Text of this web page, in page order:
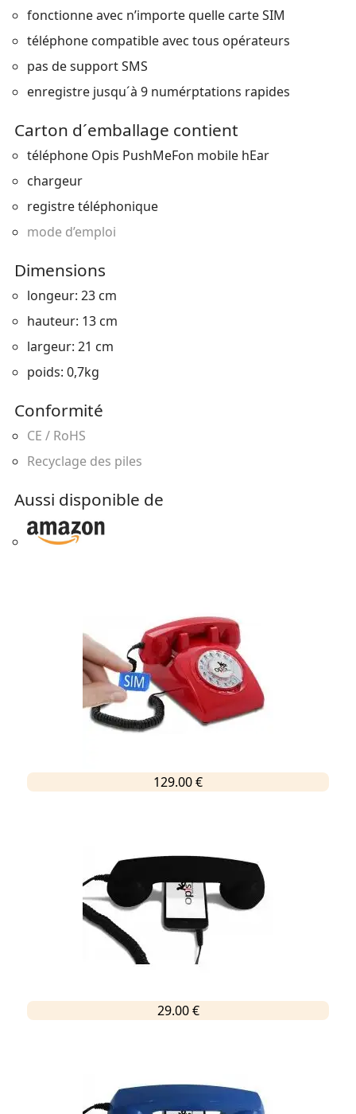
fonctionne avec n’importe quelle carte SIM
téléphone compatible avec tous opérateurs
pas de support SMS
enregistre jusqu´à 9 numérptations rapides
Carton d´emballage contient
téléphone Opis PushMeFon mobile hEar
chargeur
registre téléphonique
mode d’emploi
Dimensions
longeur: 23 cm
hauteur: 13 cm
largeur: 21 cm
poids: 0,7kg
Conformité
CE / RoHS
Recyclage des piles
Aussi disponible de
129.00 €
29.00 €